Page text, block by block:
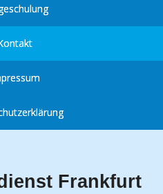
Frankfurt